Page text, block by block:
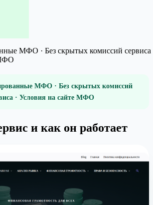
МФО · Без скрытых комиссий сервиса
МФО · Без скрытых комиссий
· Условия на сайте МФО
и как он работает